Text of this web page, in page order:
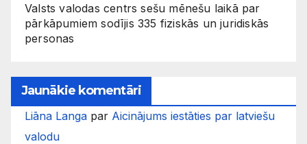
Valsts valodas centrs sešu mēnešu laikā par
pārkāpumiem sodījis 335 fiziskās un juridiskās
personas
Jaunākie komentāri
Liāna Langa par Aicinājums iestāties par latviešu
valodu